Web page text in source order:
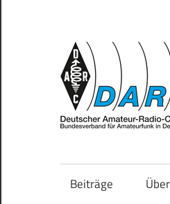
springen
DARC
Beiträge